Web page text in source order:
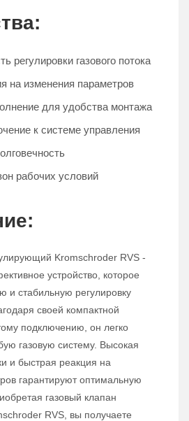
регулировки газового потока
на изменения параметров
для удобства монтажа
к системе управления
рабочих условий
Kromschroder RVS -
устройство, которое
и стабильную регулировку
своей компактной
подключению, он легко
газовую систему. Высокая
и быстрая реакция на
гарантируют оптимальную
газовый клапан
RVS, вы получаете